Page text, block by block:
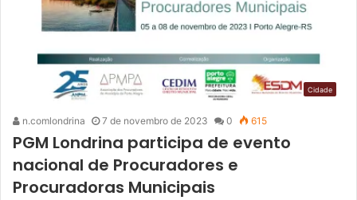
Cidade
n.comlondrina 7 de novembro de 2023 0 615
PGM Londrina participa de evento
nacional de Procuradores e
Procuradoras Municipais